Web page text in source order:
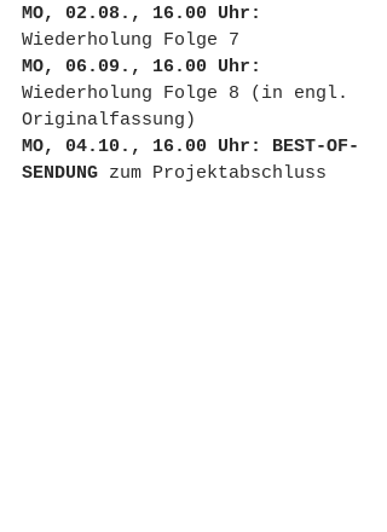
MO, 02.08., 16.00 Uhr:
Wiederholung Folge 7
MO, 06.09., 16.00 Uhr:
Wiederholung Folge 8 (in engl.
Originalfassung)
MO, 04.10., 16.00 Uhr: BEST-OF-
SENDUNG zum Projektabschluss